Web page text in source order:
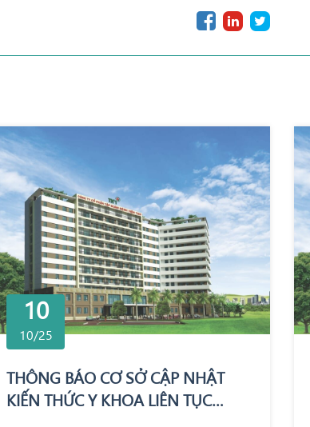
10
10/25
THÔNG BÁO CƠ SỞ CẬP NHẬT
KIẾN THỨC Y KHOA LIÊN TỤC